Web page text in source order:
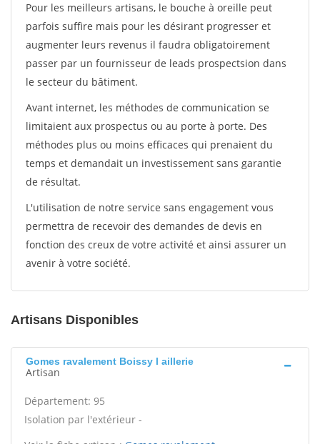
Pour les meilleurs artisans, le bouche à oreille peut
parfois suffire mais pour les désirant progresser et
augmenter leurs revenus il faudra obligatoirement
passer par un fournisseur de leads prospectsion dans
le secteur du bâtiment.
Avant internet, les méthodes de communication se
limitaient aux prospectus ou au porte à porte. Des
méthodes plus ou moins efficaces qui prenaient du
temps et demandait un investissement sans garantie
de résultat.
L'utilisation de notre service sans engagement vous
permettra de recevoir des demandes de devis en
fonction des creux de votre activité et ainsi assurer un
avenir à votre société.
Artisans Disponibles
Gomes ravalement Boissy l aillerie
Artisan
Département: 95
Isolation par l'extérieur -